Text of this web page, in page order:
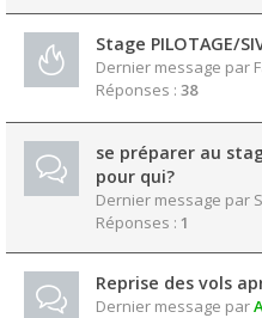
Stage PILOTAGE/
Dernier message par
Réponses : 38
se préparer au
pour qui?
Dernier message par
Réponses : 1
Reprise des vols
Dernier message par